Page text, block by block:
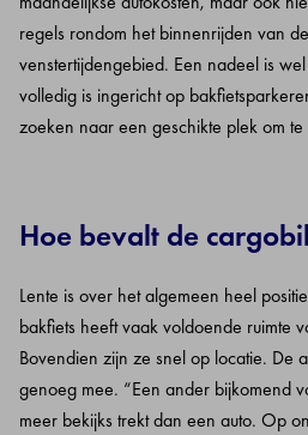
regels rondom het binnenrijden van
venstertijdengebied. Een nadeel is
volledig is ingericht op
zoeken naar een geschikte plek om te
Hoe bevalt de
Lente is over het algemeen heel
bakfiets heeft vaak voldoende ruimte
Bovendien zijn ze snel op locatie. De
genoeg mee. “Een ander bijkomend
meer bekijks trekt dan een auto. Op